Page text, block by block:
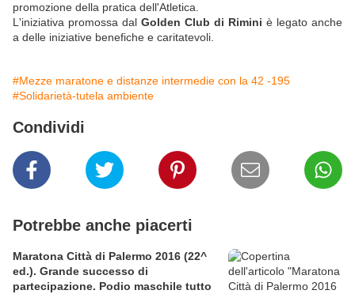
promozione della pratica dell'Atletica.
L'iniziativa promossa dal Golden Club di Rimini è legato anche
a delle iniziative benefiche e caritatevoli.
#Mezze maratone e distanze intermedie con la 42 -195
#Solidarietà-tutela ambiente
Condividi
Potrebbe anche piacerti
Maratona Città di Palermo 2016 (22^
ed.). Grande successo di
partecipazione. Podio maschile tutto